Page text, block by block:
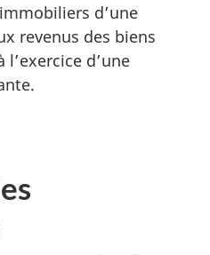
d’une
revenus des biens
d’une